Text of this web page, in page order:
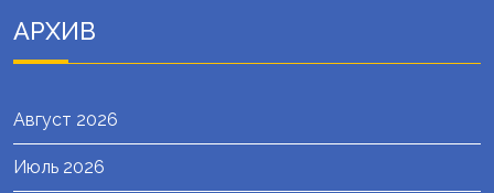
АРХИВ
Август 2026
Июль 2026